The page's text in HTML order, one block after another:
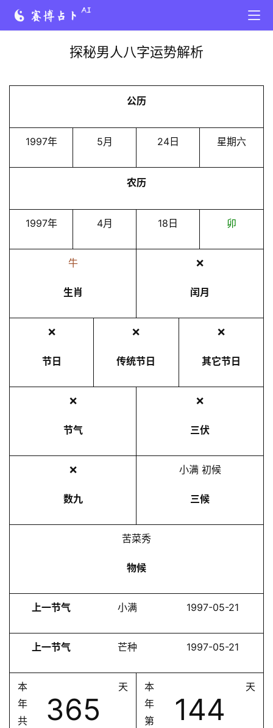
探秘男人八字运势解析
公历
1997年 5月 24日 星期六
农历
1997年 4月 18日 卯
牛
生肖
❌
闰月
❌
节日
❌
传统节日
❌
其它节日
❌
节气
❌
三伏
❌
数九
小满 初候
三候
苦菜秀
物候
上一节气 小满 1997-05-21
上一节气 芒种 1997-05-21
本
年
共
365
天
本
年
第
144
天